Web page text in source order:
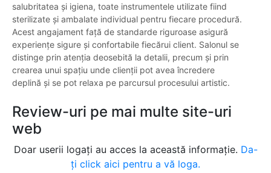
salubritatea și igiena, toate instrumentele utilizate fiind
sterilizate și ambalate individual pentru fiecare procedură.
Acest angajament față de standarde riguroase asigură
experiențe sigure și confortabile fiecărui client. Salonul se
distinge prin atenția deosebită la detalii, precum și prin
crearea unui spațiu unde clienții pot avea încredere
deplină și se pot relaxa pe parcursul procesului artistic.
Review-uri pe mai multe site-uri
web
Doar userii logați au acces la această informație. Da-
ți click aici pentru a vă loga.